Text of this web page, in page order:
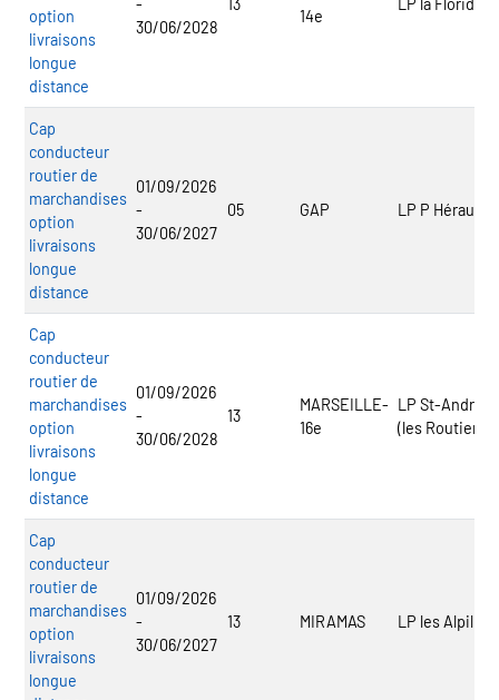
option
livraisons
longue
distance
30/06/2028
14e
Cap
conducteur
routier de
marchandises
option
livraisons
longue
distance
01/09/2026
-
30/06/2027
05 GAP LP P Héraud
Cap
conducteur
routier de
marchandises
option
livraisons
longue
distance
01/09/2026
-
30/06/2028
13
MARSEILLE-
16e
LP St-André
(les Routiers)
Cap
conducteur
routier de
marchandises
option
livraisons
longue
01/09/2026
-
30/06/2027
13 MIRAMAS LP les Alpilles